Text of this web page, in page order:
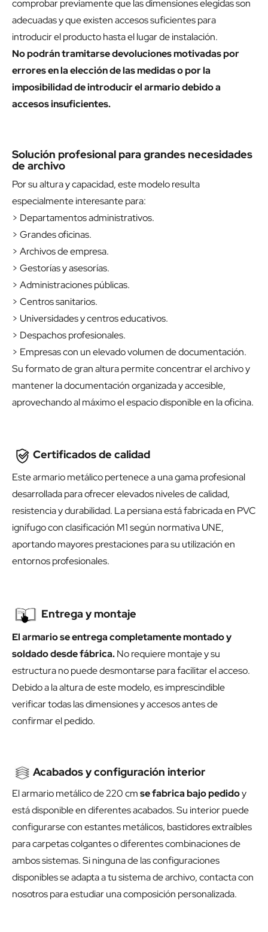
comprobar previamente que las dimensiones elegidas son
adecuadas y que existen accesos suficientes para
introducir el producto hasta el lugar de instalación.
No podrán tramitarse devoluciones motivadas por
errores en la elección de las medidas o por la
imposibilidad de introducir el armario debido a
accesos insuficientes.
Solución profesional para grandes necesidades
de archivo
Por su altura y capacidad, este modelo resulta
especialmente interesante para:
> Departamentos administrativos.
> Grandes oficinas.
> Archivos de empresa.
> Gestorías y asesorías.
> Administraciones públicas.
> Centros sanitarios.
> Universidades y centros educativos.
> Despachos profesionales.
> Empresas con un elevado volumen de documentación.
Su formato de gran altura permite concentrar el archivo y
mantener la documentación organizada y accesible,
aprovechando al máximo el espacio disponible en la oficina.
Certificados de calidad
Este armario metálico pertenece a una gama profesional
desarrollada para ofrecer elevados niveles de calidad,
resistencia y durabilidad. La persiana está fabricada en PVC
ignífugo con clasificación M1 según normativa UNE,
aportando mayores prestaciones para su utilización en
entornos profesionales.
Entrega y montaje
El armario se entrega completamente montado y
soldado desde fábrica.No requiere montaje y su
estructura no puede desmontarse para facilitar el acceso.
Debido a la altura de este modelo, es imprescindible
verificar todas las dimensiones y accesos antes de
confirmar el pedido.
Acabados y configuración interior
El armario metálico de 220 cmse fabrica bajo pedidoy
está disponible en diferentes acabados. Su interior puede
configurarse con estantes metálicos, bastidores extraíbles
para carpetas colgantes o diferentes combinaciones de
ambos sistemas. Si ninguna de las configuraciones
disponibles se adapta a tu sistema de archivo, contacta con
nosotros para estudiar una composición personalizada.